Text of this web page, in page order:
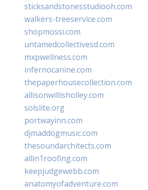
sticksandstonesstudiooh.com
walkers-treeservice.com
shopmossi.com
untamedcollectivesd.com
mxpwellness.com
infernocanine.com
thepaperhousecollection.com
allisonwillisholley.com
solslite.org
portwayinn.com
djmaddogmusic.com
thesoundarchitects.com
allin1roofing.com
keepjudgewebb.com
anatomyofadventure.com